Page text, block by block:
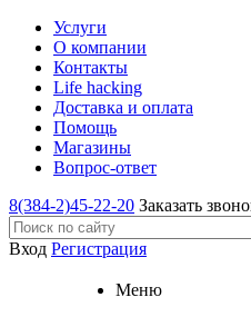
Услуги
О компании
Контакты
Life hacking
Доставка и оплата
Помощь
Магазины
Вопрос-ответ
8(384-2)45-22-20 Заказать
Вход Регистрация
Меню